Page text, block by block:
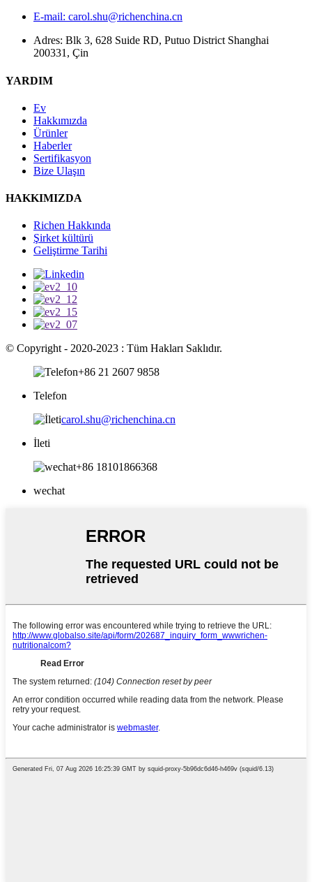
E-mail: carol.shu@richenchina.cn
Adres: Blk 3, 628 Suide RD, Putuo District Shanghai
200331, Çin
YARDIM
Ev
Hakkımızda
Ürünler
Haberler
Sertifikasyon
Bize Ulaşın
HAKKIMIZDA
Richen Hakkında
Şirket kültürü
Geliştirme Tarihi
© Copyright - 2020-2023 : Tüm Hakları Saklıdır.
+86 21 2607 9858
Telefon
carol.shu@richenchina.cn
İleti
+86 18101866368
wechat